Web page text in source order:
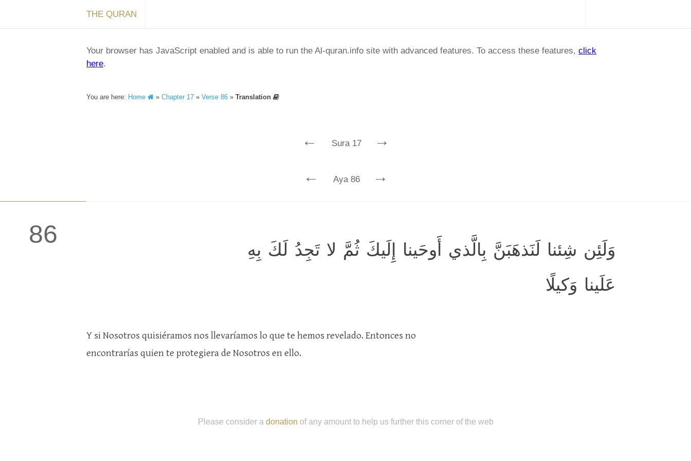
THE QURAN
Your browser has JavaScript enabled and is able to run the Al-quran.info site with advanced features. To access these features, click
here.
You are here: Home » Chapter 17 » Verse 86 » Translation
← Sura 17 →
← Aya 86 →
86
وَلَئِن شِئنا لَنَذهَبَنَّ بِالَّذي أَوحَينا إِلَيكَ ثُمَّ لا تَجِدُ لَكَ بِهِ
عَلَينا وَكيلًا
Y si Nosotros quisiéramos nos llevaríamos lo que te hemos revelado. Entonces no
encontrarías quien te protegiera de Nosotros en ello.
Please consider a donation of any amount to help us further this corner of the web